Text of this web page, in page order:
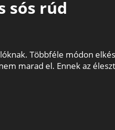
sós rúd
Többféle módon
marad el. Ennek az